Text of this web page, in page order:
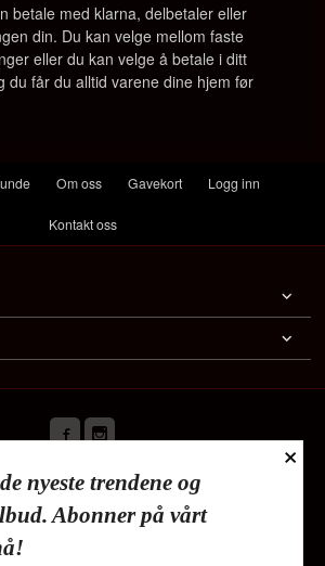
betale med klarna, delbetaler eller
din. Du kan velge mellom faste
eller du kan velge å betale i ditt
du får du alltid varene dine hjem før
Om oss Gavekort Logg inn
Kontakt oss
Sikkerhet og personvern
Nyhetsbrev
×
nyeste trendene og
Abonner på vårt